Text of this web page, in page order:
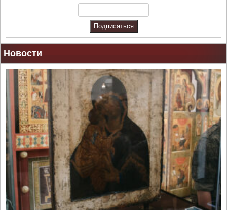
Новости